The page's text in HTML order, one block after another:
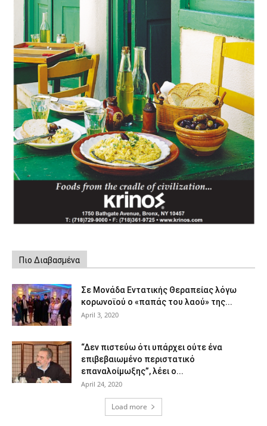
Πιο Διαβασμένα
Σε Μονάδα Εντατικής Θεραπείας λόγω
κορωνοϊού ο «παπάς του λαού» της...
April 3, 2020
“Δεν πιστεύω ότι υπάρχει ούτε ένα
επιβεβαιωμένο περιστατικό
επαναλοίμωξης”, λέει ο...
April 24, 2020
Load more